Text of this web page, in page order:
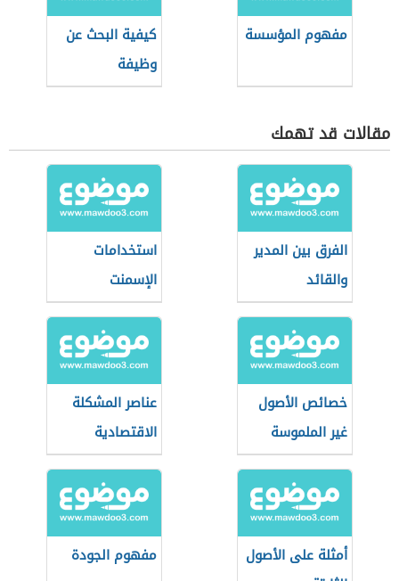
مفهوم المؤسسة
كيفية البحث عن
وظيفة
مقالات قد تهمك
الفرق بين المدير
والقائد
استخدامات
الإسمنت
خصائص الأصول
غير الملموسة
عناصر المشكلة
الاقتصادية
أمثلة على الأصول
مفهوم الجودة